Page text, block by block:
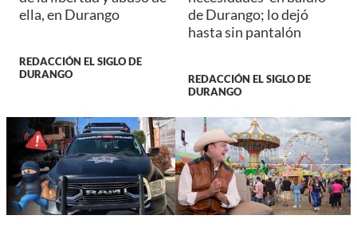
ella, en Durango
REDACCIÓN EL SIGLO DE
DURANGO
de Durango; lo dejó
hasta sin pantalón
REDACCIÓN EL SIGLO DE
DURANGO